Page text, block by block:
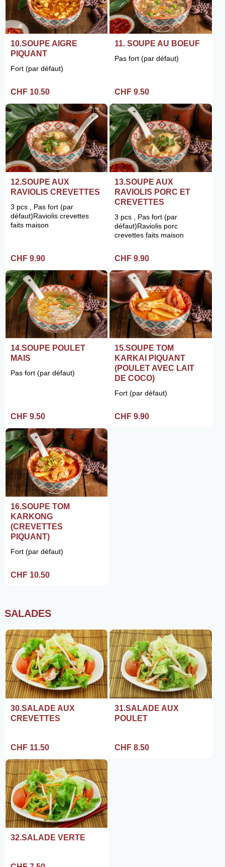
10.SOUPE AIGRE
PIQUANT
Fort (par défaut)
CHF 10.50
11. SOUPE AU BOEUF
Pas fort (par défaut)
CHF 9.50
12.SOUPE AUX
RAVIOLIS CREVETTES
3 pcs , Pas fort (par
défaut)Raviolis crevettes
faits maison
CHF 9.90
13.SOUPE AUX
RAVIOLIS PORC ET
CREVETTES
3 pcs , Pas fort (par
défaut)Raviolis porc
crevettes faits maison
CHF 9.90
14.SOUPE POULET
MAIS
Pas fort (par défaut)
CHF 9.50
15.SOUPE TOM
KARKAI PIQUANT
(POULET AVEC LAIT
DE COCO)
Fort (par défaut)
CHF 9.90
16.SOUPE TOM
KARKONG
(CREVETTES
PIQUANT)
Fort (par défaut)
CHF 10.50
SALADES
30.SALADE AUX
CREVETTES
CHF 11.50
31.SALADE AUX
POULET
CHF 8.50
32.SALADE VERTE